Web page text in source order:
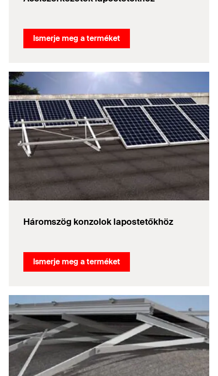
Ismerje meg a terméket
Háromszög konzolok lapostetőkhöz
Ismerje meg a terméket